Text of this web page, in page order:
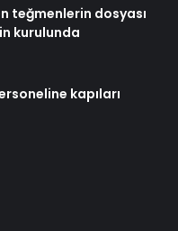
teğmenlerin dosyası
kurulunda
kapıları